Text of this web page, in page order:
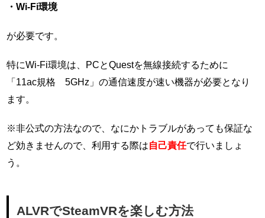
・Wi-Fi環境
が必要です。
特にWi-Fi環境は、PCとQuestを無線接続するために
「11ac規格 5GHz」の通信速度が速い機器が必要となり
ます。
※非公式の方法なので、なにかトラブルがあっても保証な
ど効きませんので、利用する際は自己責任で行いましょ
う。
ALVRでSteamVRを楽しむ方法